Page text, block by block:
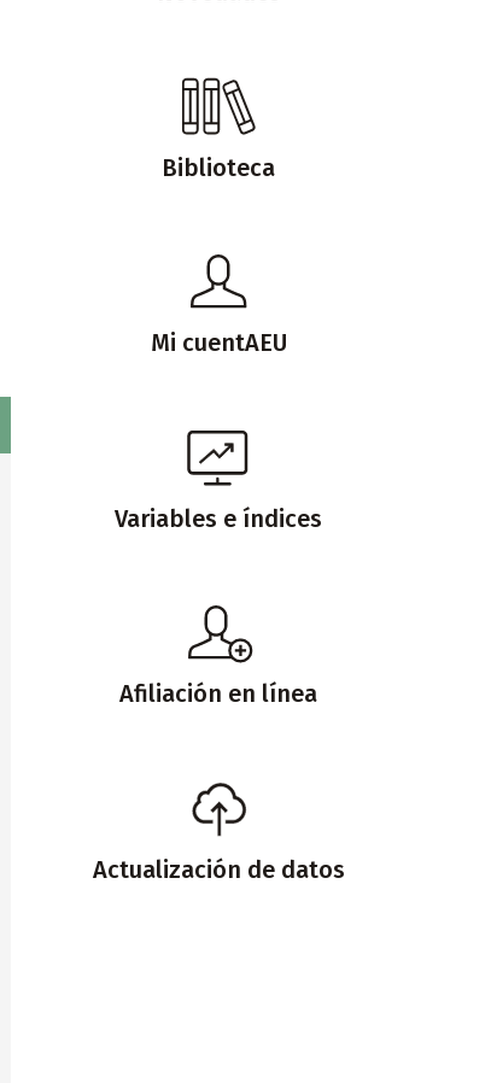
Biblioteca
Mi cuentAEU
Variables e índices
Afiliación en línea
Actualización de datos